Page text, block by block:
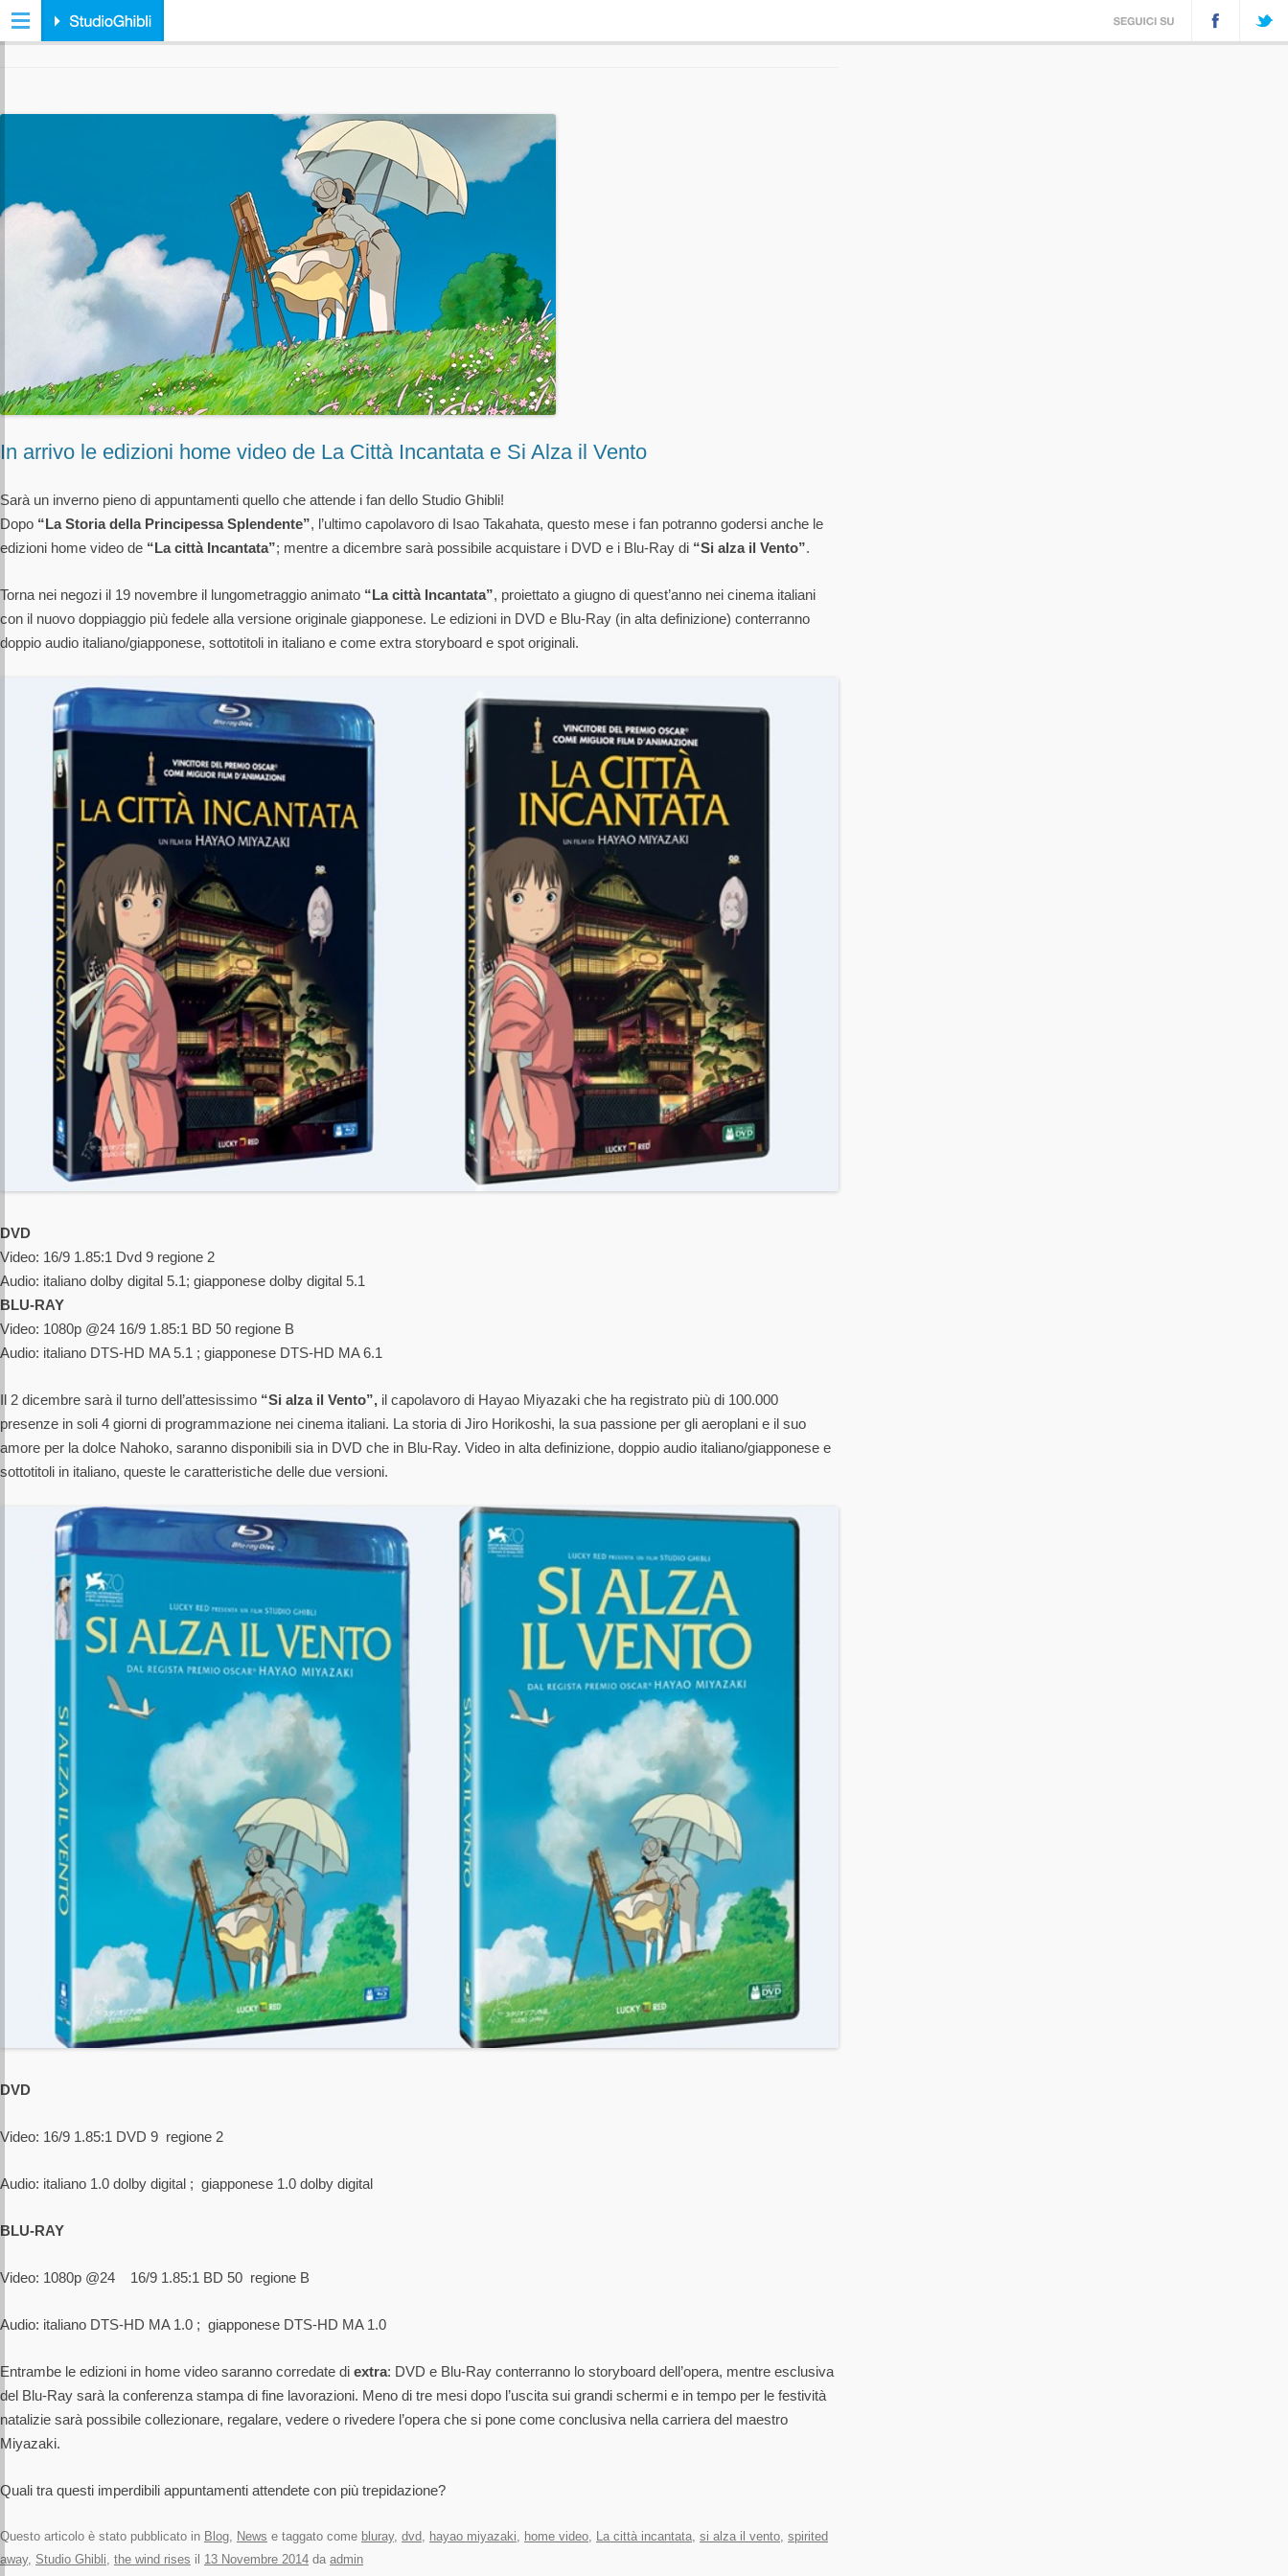
In arrivo le edizioni home video de La Città Incantata e Si Alza il Vento
Sarà un inverno pieno di appuntamenti quello che attende i fan dello Studio Ghibli!
Dopo “La Storia della Principessa Splendente”, l’ultimo capolavoro di Isao Takahata, questo mese i fan potranno godersi anche le
edizioni home video de “La città Incantata”; mentre a dicembre sarà possibile acquistare i DVD e i Blu-Ray di “Si alza il Vento”.
Torna nei negozi il 19 novembre il lungometraggio animato “La città Incantata”, proiettato a giugno di quest’anno nei cinema italiani
con il nuovo doppiaggio più fedele alla versione originale giapponese. Le edizioni in DVD e Blu-Ray (in alta definizione) conterranno
doppio audio italiano/giapponese, sottotitoli in italiano e come extra storyboard e spot originali.
DVD
Video: 16/9 1.85:1 Dvd 9 regione 2
Audio: italiano dolby digital 5.1; giapponese dolby digital 5.1
BLU-RAY
Video: 1080p @24 16/9 1.85:1 BD 50 regione B
Audio: italiano DTS-HD MA 5.1 ; giapponese DTS-HD MA 6.1
Il 2 dicembre sarà il turno dell’attesissimo “Si alza il Vento”, il capolavoro di Hayao Miyazaki che ha registrato più di 100.000
presenze in soli 4 giorni di programmazione nei cinema italiani. La storia di Jiro Horikoshi, la sua passione per gli aeroplani e il suo
amore per la dolce Nahoko, saranno disponibili sia in DVD che in Blu-Ray. Video in alta definizione, doppio audio italiano/giapponese e
sottotitoli in italiano, queste le caratteristiche delle due versioni.
DVD
Video: 16/9 1.85:1 DVD 9 regione 2
Audio: italiano 1.0 dolby digital ; giapponese 1.0 dolby digital
BLU-RAY
Video: 1080p @24 16/9 1.85:1 BD 50 regione B
Audio: italiano DTS-HD MA 1.0 ; giapponese DTS-HD MA 1.0
Entrambe le edizioni in home video saranno corredate di extra: DVD e Blu-Ray conterranno lo storyboard dell’opera, mentre esclusiva
del Blu-Ray sarà la conferenza stampa di fine lavorazioni. Meno di tre mesi dopo l’uscita sui grandi schermi e in tempo per le festività
natalizie sarà possibile collezionare, regalare, vedere o rivedere l’opera che si pone come conclusiva nella carriera del maestro
Miyazaki.
Quali tra questi imperdibili appuntamenti attendete con più trepidazione?
Questo articolo è stato pubblicato in Blog, News e taggato come bluray, dvd, hayao miyazaki, home video, La città incantata, si alza il vento, spirited
away, Studio Ghibli, the wind rises il 13 Novembre 2014 da admin